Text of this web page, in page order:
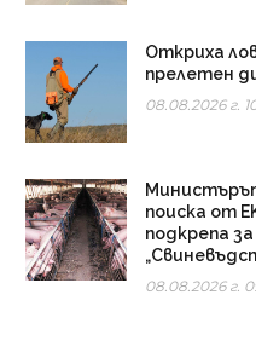
Откриха
прелетен
08.08.2026 г.
поиска от
подкрепа
08.08.2026 г.